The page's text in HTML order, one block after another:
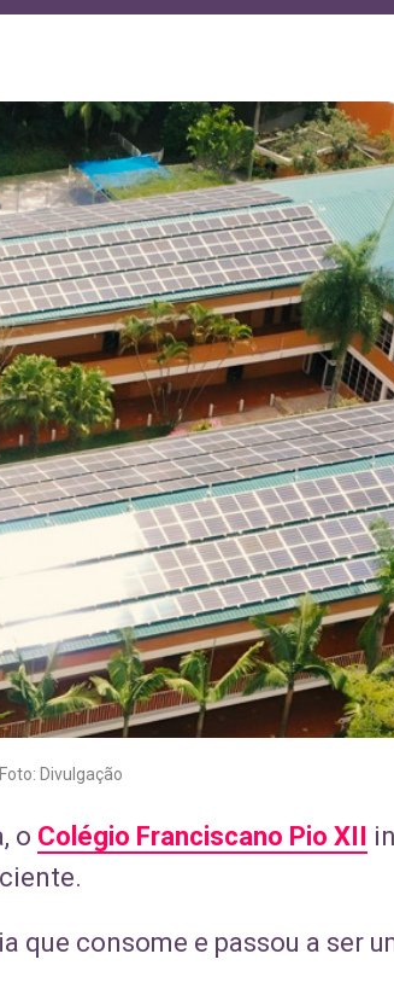
Divulgação
o Colégio Franciscano Pio XII
que consome e passou a ser